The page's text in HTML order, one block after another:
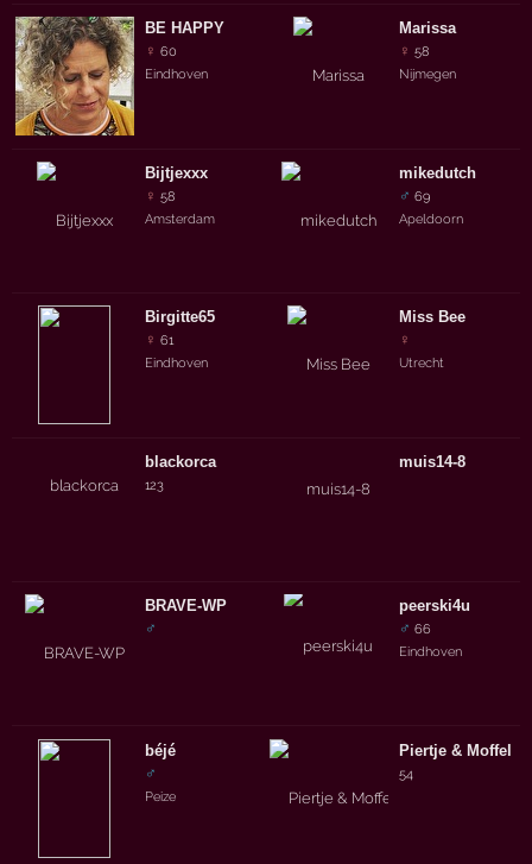
BE HAPPY
♀ 60
Eindhoven
Bijtjexxx
♀ 58
Amsterdam
Birgitte65
♀ 61
Eindhoven
blackorca
123
BRAVE-WP
♂
béjé
♂
Peize
Marissa
♀ 58
Nijmegen
mikedutch
♂ 69
Apeldoorn
Miss Bee
♀
Utrecht
muis14-8
peerski4u
♂ 66
Eindhoven
Piertje & Moffel
54